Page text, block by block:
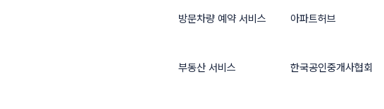
방문차량 예약 서비스 아파트허브
부동산 서비스 한국공인중개사협회